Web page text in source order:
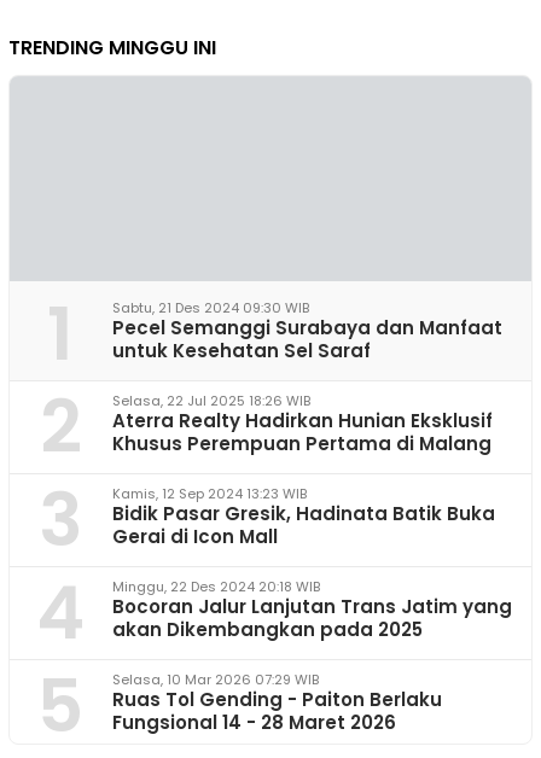
TRENDING MINGGU INI
1 Sabtu, 21 Des 2024 09:30 WIB
Pecel Semanggi Surabaya dan Manfaat
untuk Kesehatan Sel Saraf
2 Selasa, 22 Jul 2025 18:26 WIB
Aterra Realty Hadirkan Hunian Eksklusif
Khusus Perempuan Pertama di Malang
3 Kamis, 12 Sep 2024 13:23 WIB
Bidik Pasar Gresik, Hadinata Batik Buka
Gerai di Icon Mall
4 Minggu, 22 Des 2024 20:18 WIB
Bocoran Jalur Lanjutan Trans Jatim yang
akan Dikembangkan pada 2025
5 Selasa, 10 Mar 2026 07:29 WIB
Ruas Tol Gending - Paiton Berlaku
Fungsional 14 - 28 Maret 2026